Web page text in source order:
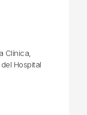
Clínica,
Hospital